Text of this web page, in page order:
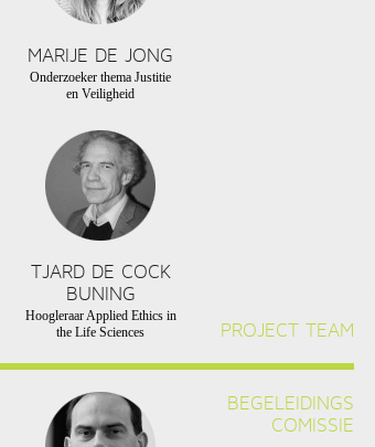
MARIJE DE JONG
Onderzoeker thema Justitie
en Veiligheid
TJARD DE COCK
BUNING
Hoogleraar Applied Ethics in
the Life Sciences
PROJECT TEAM
BEGELEIDINGS
COMISSIE